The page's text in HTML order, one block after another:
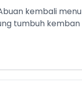
kembali menu
tumbuh kemban